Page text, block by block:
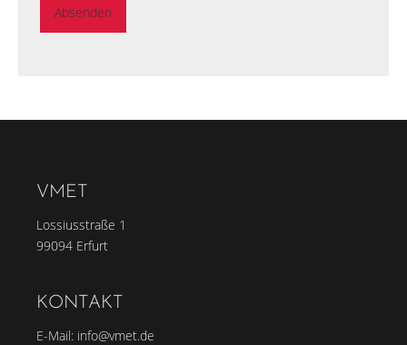
Absenden
VMET
Lossiusstraße 1
99094 Erfurt
KONTAKT
E-Mail: info@vmet.de